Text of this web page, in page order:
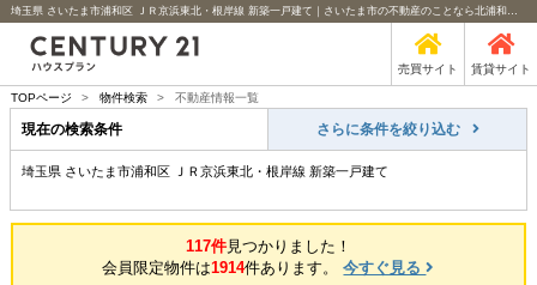
埼玉県 さいたま市浦和区 ＪＲ京浜東北・根岸線 新築一戸建て｜さいたま市の不動産のことなら北浦和のセンチュリー21ハウスプラン
売買サイト 賃貸サイト
TOPページ > 物件検索 > 不動産情報一覧
現在の検索条件 さらに条件を絞り込む
埼玉県 さいたま市浦和区 ＪＲ京浜東北・根岸線 新築一戸建て
117件見つかりました！
会員限定物件は1914件あります。今すぐ見る